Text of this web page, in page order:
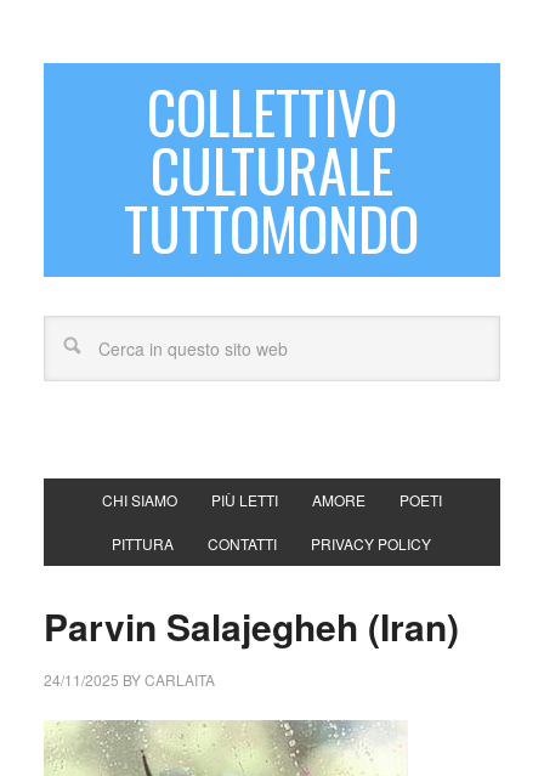
COLLETTIVO
CULTURALE
TUTTOMONDO
CHI SIAMO PIÙ LETTI AMORE POETI
PITTURA CONTATTI PRIVACY POLICY
Parvin Salajegheh (Iran)
24/11/2025 BYCARLAITA